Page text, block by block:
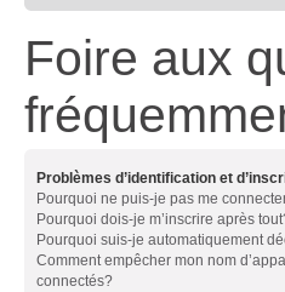
Foire aux
Problèmes d’identification et
Pourquoi ne puis-je pas me
Pourquoi dois-je m’inscrire après
Pourquoi suis-je automatiquement
Comment empêcher mon nom
connectés?